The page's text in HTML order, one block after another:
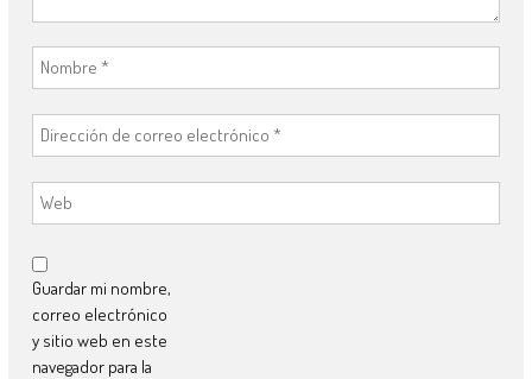
Guardar mi nombre,
correo electrónico
y sitio web en este
navegador para la